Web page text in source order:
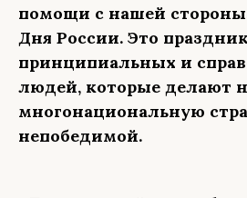
помощи с нашей
Дня России. Это
принципиальных и
людей, которые делают
многонациональную
непобедимой.